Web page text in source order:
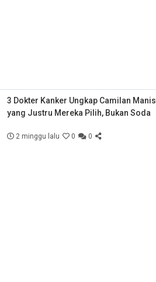
3 Dokter Kanker Ungkap Camilan Manis
yang Justru Mereka Pilih, Bukan Soda
2 minggu lalu 0 0